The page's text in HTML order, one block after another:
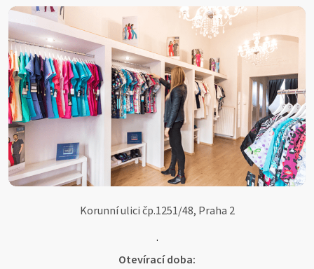
Korunní ulici čp.1251/48, Praha 2
.
Otevírací doba: